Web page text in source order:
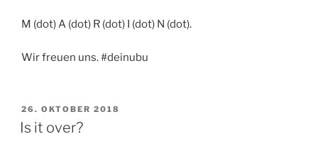
M (dot) A (dot) R (dot) I (dot) N (dot).
Wir freuen uns. #deinubu
VERÖFFENTLICHT
AM
26. OKTOBER 2018
Is it over?